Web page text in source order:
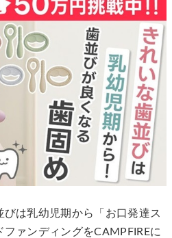
は乳幼児期から「お口発達ス
ァンディングをCAMPFIREに